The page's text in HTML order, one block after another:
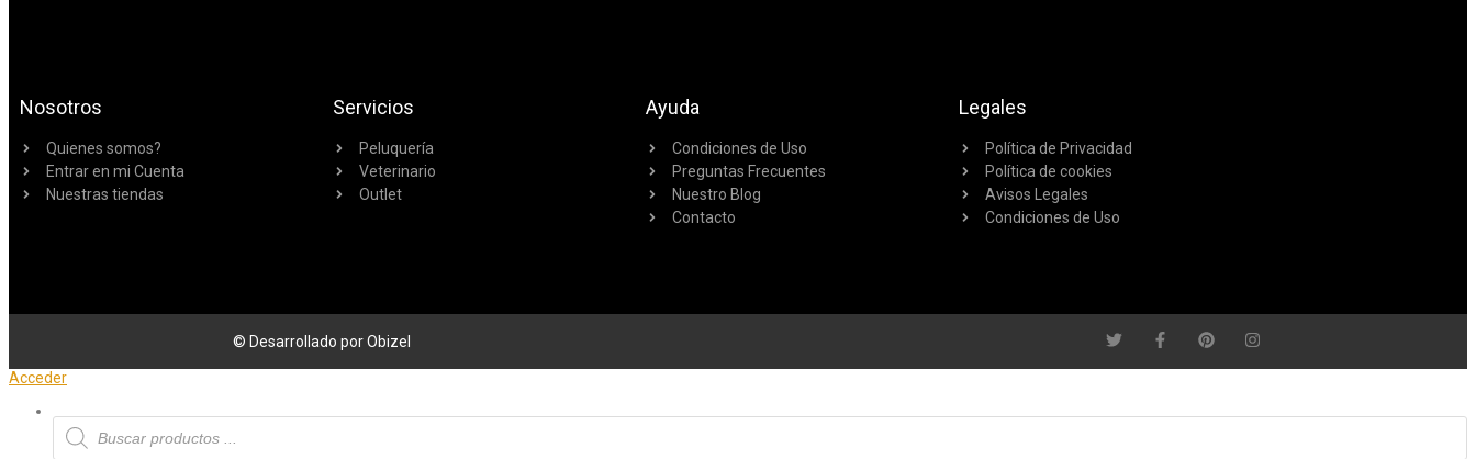
Nosotros
Quienes somos?
Entrar en mi Cuenta
Nuestras tiendas
Servicios
Peluquería
Veterinario
Outlet
Ayuda
Condiciones de Uso
Preguntas Frecuentes
Nuestro Blog
Contacto
Legales
Política de Privacidad
Política de cookies
Avisos Legales
Condiciones de Uso
© Desarrollado por Obizel
Acceder